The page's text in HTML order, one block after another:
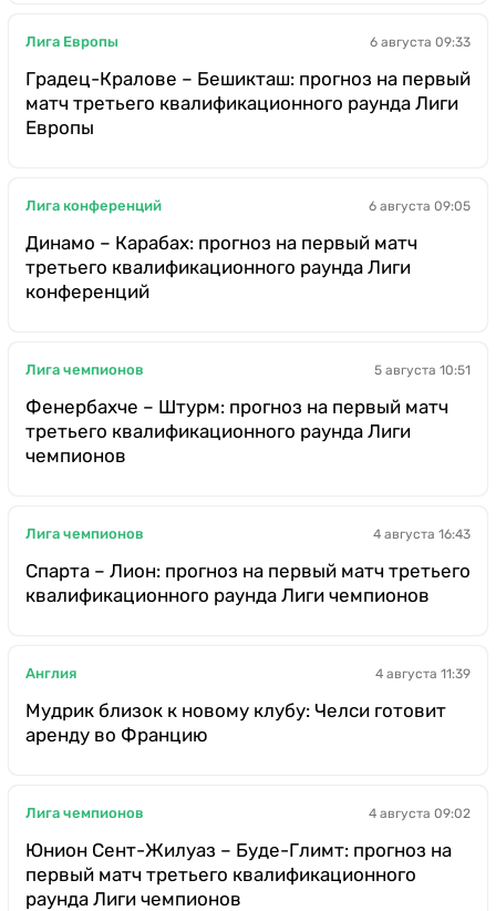
Лига Европы 6 августа 09:33
Градец-Кралове – Бешикташ: прогноз на первый
матч третьего квалификационного раунда Лиги
Европы
Лига конференций 6 августа 09:05
Динамо – Карабах: прогноз на первый матч
третьего квалификационного раунда Лиги
конференций
Лига чемпионов 5 августа 10:51
Фенербахче – Штурм: прогноз на первый матч
третьего квалификационного раунда Лиги
чемпионов
Лига чемпионов 4 августа 16:43
Спарта – Лион: прогноз на первый матч третьего
квалификационного раунда Лиги чемпионов
Англия 4 августа 11:39
Мудрик близок к новому клубу: Челси готовит
аренду во Францию
Лига чемпионов 4 августа 09:02
Юнион Сент-Жилуаз – Буде-Глимт: прогноз на
первый матч третьего квалификационного
раунда Лиги чемпионов